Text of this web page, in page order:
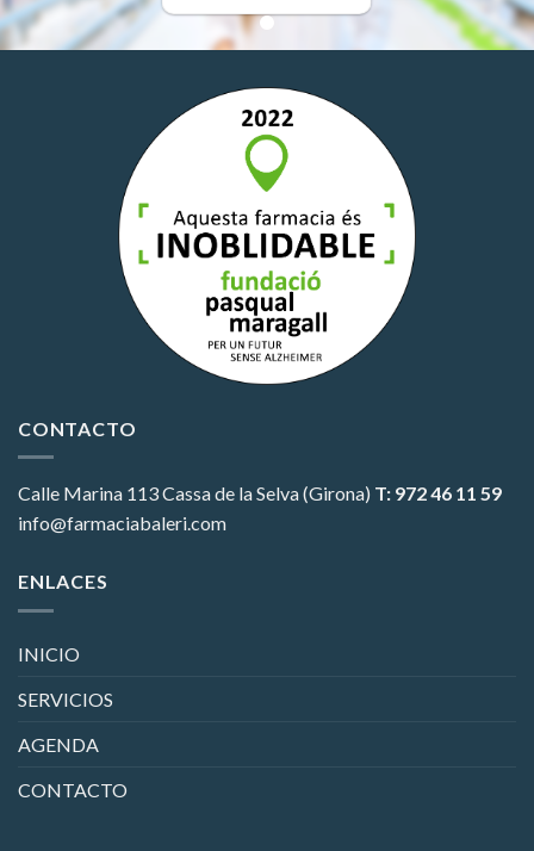
CONTACTO
Calle Marina 113Cassa de la Selva (Girona) T: 972 46 11 59
info@farmaciabaleri.com
ENLACES
INICIO
SERVICIOS
AGENDA
CONTACTO